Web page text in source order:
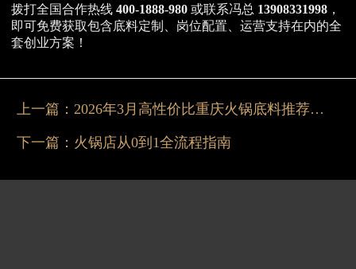
拨打全国合作热线 400-1888-980 或联系冯总 13908331998 ，
即可免费获取包含底料定制、岗位配置、运营支持在内的全
套创业方案！
上一篇： 2026年3月高性价比重庆火锅底料推荐：质量靠谱就选掌邦
下一篇： 火锅店从0到1全流程指南